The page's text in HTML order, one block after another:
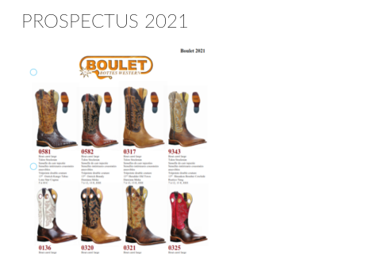
PROSPECTUS 2021